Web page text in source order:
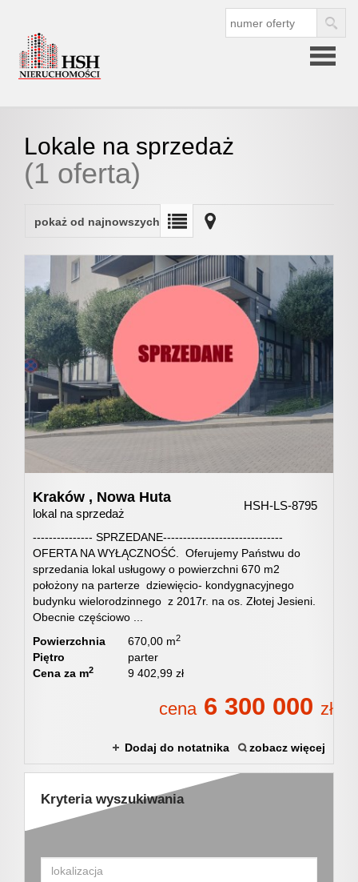
firmie
O nas
dyplomy
Lokale na sprzedaż
(1 oferta)
pokaż od najnowszych
Kraków , Nowa Huta
lokal na sprzedaż
HSH-LS-8795
--------------- SPRZEDANE------------------------------
OFERTA NA WYŁĄCZNOŚĆ. Oferujemy Państwu do
sprzedania lokal usługowy o powierzchni 670 m2
położony na parterze dziewięcio- kondygnacyjnego
budynku wielorodzinnego z 2017r. na os. Złotej Jesieni.
Obecnie częściowo ...
Powierzchnia
670,00 m2
Piętro
parter
Cena za m2 9 402,99 zł
cena6 300 000 zł
Dodaj do notatnika zobacz więcej
Kryteria wyszukiwania